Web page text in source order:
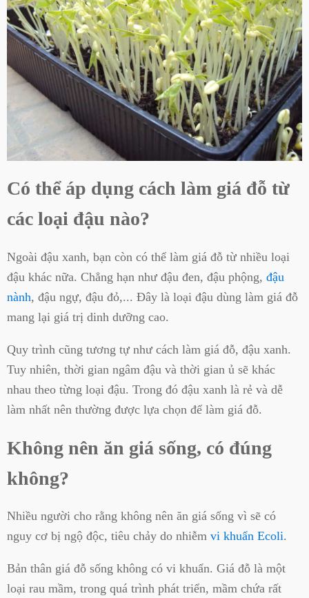
Có thể áp dụng cách làm giá đỗ từ
các loại đậu nào?
Ngoài đậu xanh, bạn còn có thể làm giá đỗ từ nhiều loại
đậu khác nữa. Chẳng hạn như đậu đen, đậu phộng, đậu
nành, đậu ngự, đậu đỏ,... Đây là loại đậu dùng làm giá đỗ
mang lại giá trị dinh dưỡng cao.
Quy trình cũng tương tự như cách làm giá đỗ, đậu xanh.
Tuy nhiên, thời gian ngâm đậu và thời gian ủ sẽ khác
nhau theo từng loại đậu. Trong đó đậu xanh là rẻ và dễ
làm nhất nên thường được lựa chọn để làm giá đỗ.
Không nên ăn giá sống, có đúng
không?
Nhiều người cho rằng không nên ăn giá sống vì sẽ có
nguy cơ bị ngộ độc, tiêu chảy do nhiễm vi khuẩn Ecoli.
Bản thân giá đỗ sống không có vi khuẩn. Giá đỗ là một
loại rau mầm, trong quá trình phát triển, mầm chứa rất